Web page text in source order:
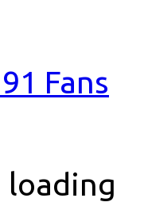
91 Fans